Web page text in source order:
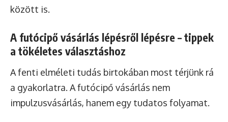
között is.
A futócipő vásárlás lépésről lépésre – tippek
a tökéletes választáshoz
A fenti elméleti tudás birtokában most térjünk rá
a gyakorlatra. A futócipő vásárlás nem
impulzusvásárlás, hanem egy tudatos folyamat.